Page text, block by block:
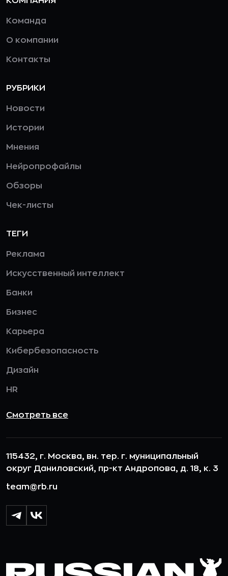
Команда
О компании
Контакты
РУБРИКИ
Новости
Истории
Мнения
Нейропрофайлы
Обзоры
Чек-листы
ТЕГИ
Реклама
Искусственный интеллект
Банки
Бизнес
Карьера
Кибербезопасность
Дизайн
HR
Смотреть все
115432, г. Москва, вн. тер. г. муниципальный
округ Даниловский, пр-кт Андропова, д. 18, к. 3
team@rb.ru